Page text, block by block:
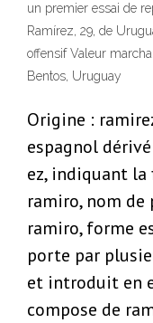
un premier essai de
Ramírez, 29, de
offensif Valeur
Bentos, Uruguay
Origine :
espagnol
ez, indiquant
ramiro, nom de
ramiro, forme
porte par
et introduit en
compose de